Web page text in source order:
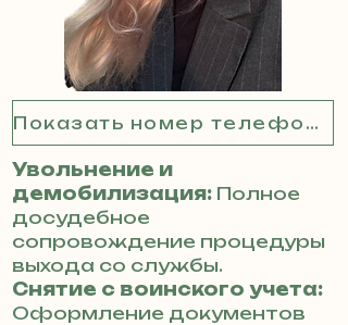
Показать номер телефона
Увольнение и
демобилизация: Полное
досудебное
сопровождение процедуры
выхода со службы.
Снятие с воинского учета:
Оформление документов